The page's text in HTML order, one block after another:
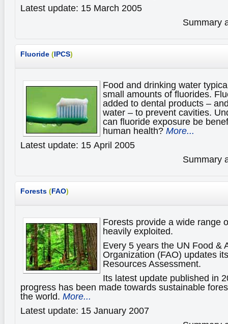
Latest update: 15 March 2005
Summary
Fluoride (IPCS)
Food and drinking water
small amounts of fluorides.
added to dental products –
water – to prevent cavities.
can fluoride exposure be
human health? More...
Latest update: 15 April 2005
Summary
Forests (FAO)
Forests provide a wide range
heavily exploited.
Every 5 years the UN Food &
Organization (FAO) updates
Resources Assessment.
Its latest update published in
progress has been made towards sustainable
the world. More...
Latest update: 15 January 2007